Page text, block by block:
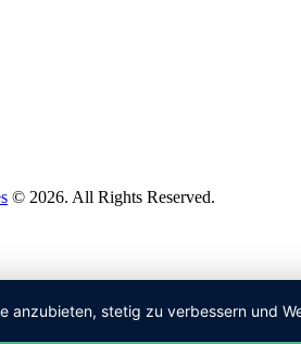
© 2026. All Rights Reserved.
anzubieten, stetig zu verbessern und